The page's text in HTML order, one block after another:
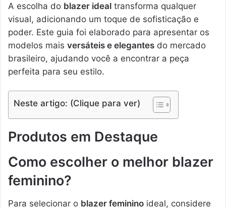
A escolha do blazer ideal transforma qualquer
visual, adicionando um toque de sofisticação e
poder. Este guia foi elaborado para apresentar os
modelos mais versáteis e elegantes do mercado
brasileiro, ajudando você a encontrar a peça
perfeita para seu estilo.
Neste artigo: (Clique para ver)
Produtos em Destaque
Como escolher o melhor blazer
feminino?
Para selecionar o blazer feminino ideal, considere